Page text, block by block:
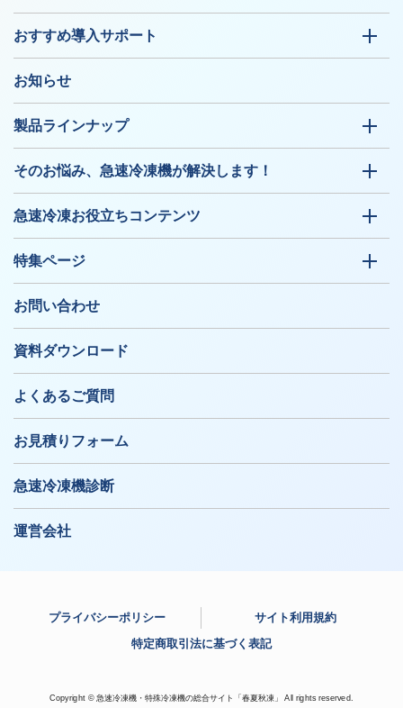
おすすめ導入サポート
お知らせ
製品ラインナップ
そのお悩み、急速冷凍機が解決します！
急速冷凍お役立ちコンテンツ
特集ページ
お問い合わせ
資料ダウンロード
よくあるご質問
お見積りフォーム
急速冷凍機診断
運営会社
プライバシーポリシー
サイト利用規約
特定商取引法に基づく表記
Copyright © 急速冷凍機・特殊冷凍機の総合サイト「春夏秋凍」 All rights reserved.